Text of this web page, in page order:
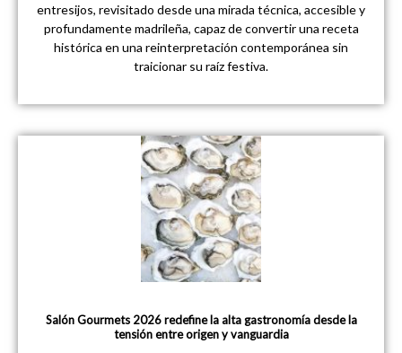
entresijos, revisitado desde una mirada técnica, accesible y
profundamente madrileña, capaz de convertir una receta
histórica en una reinterpretación contemporánea sin
traicionar su raíz festiva.
Salón Gourmets 2026 redefine la alta gastronomía desde la
tensión entre origen y vanguardia